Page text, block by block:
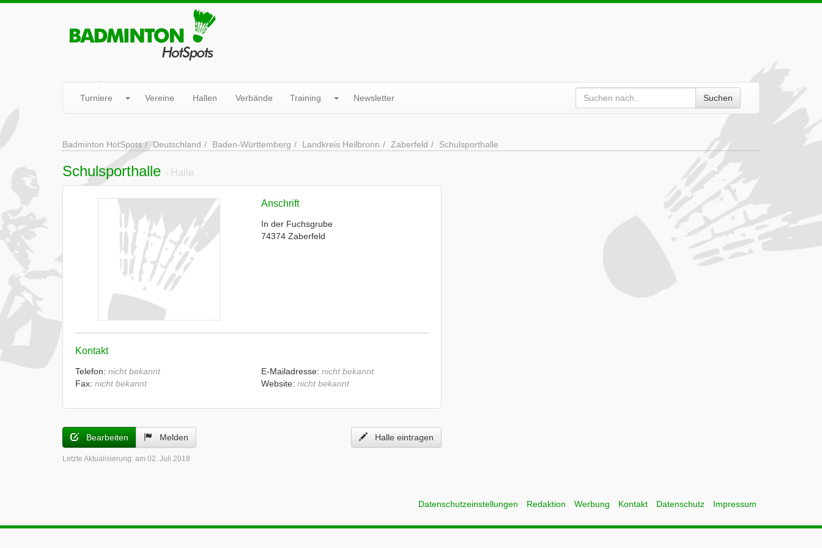
Turniere Vereine Hallen Verbände Training Newsletter Suchen
Badminton HotSpots Deutschland Baden-Württemberg Landkreis Heilbronn Zaberfeld Schulsporthalle
Schulsporthalle - Halle
Anschrift
In der Fuchsgrube
74374 Zaberfeld
Kontakt
Telefon: nicht bekannt
Fax: nicht bekannt
E-Mailadresse: nicht bekannt
Website: nicht bekannt
Bearbeiten Melden Halle eintragen
Letzte Aktualisierung: am 02. Juli 2018
Datenschutzeinstellungen Redaktion Werbung Kontakt Datenschutz Impressum